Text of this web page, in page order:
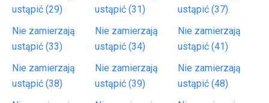
ustąpić (29)
ustąpić (31)
ustąpić (37)
Nie zamierzają
ustąpić (33)
Nie zamierzają
ustąpić (34)
Nie zamierzają
ustąpić (41)
Nie zamierzają
ustąpić (38)
Nie zamierzają
ustąpić (39)
Nie zamierzają
ustąpić (48)